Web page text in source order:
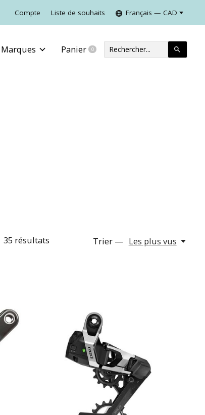
Compte Liste de souhaits Français — CAD
Marques Panier 0items
35 résultats Trier — Les plus vus